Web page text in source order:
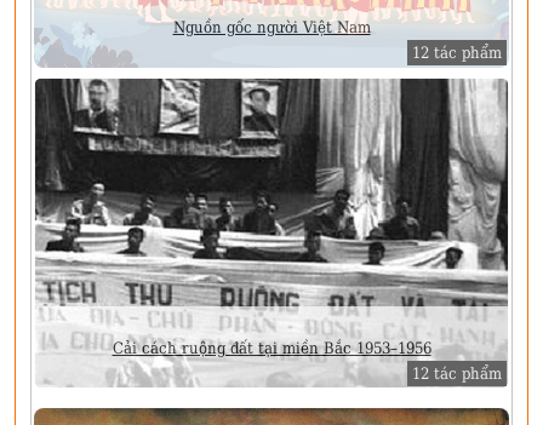
Nguồn gốc người Việt Nam
12 tác phẩm
Cải cách ruộng đất tại miền Bắc 1953–1956
12 tác phẩm